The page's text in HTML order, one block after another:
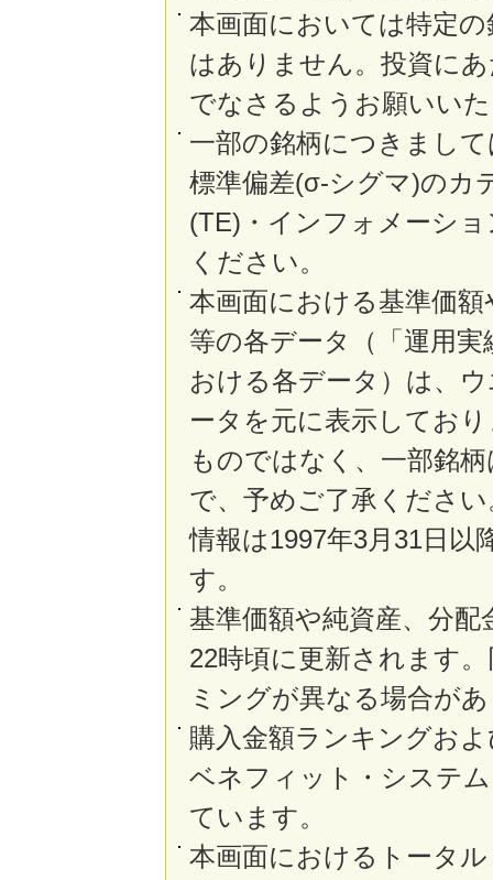
本画面においては特定
はありません。投資に
でなさるようお願いい
一部の銘柄につきまし
標準偏差(σ-シグマ)のカ
(TE)・インフォメーシ
ください。
本画面における基準価
等の各データ（「運用
おける各データ）は、
ータを元に表示してお
ものではなく、一部銘
で、予めご了承くださ
情報は1997年3月31日以
す。
基準価額や純資産、分
22時頃に更新されます
ミングが異なる場合が
購入金額ランキングお
ベネフィット・システ
ています。
本画面におけるトータ